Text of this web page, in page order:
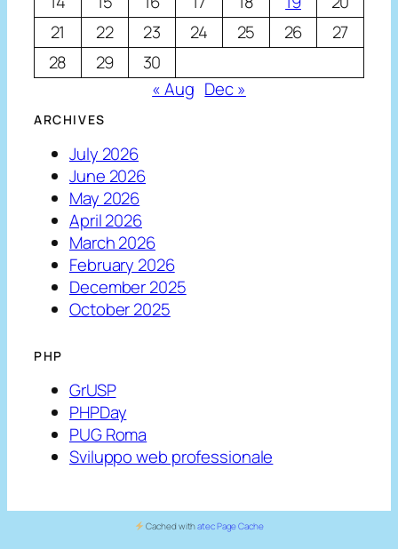
21
22 23 24 25 26
27
28
29
30
« Aug Dec »
ARCHIVES
July 2026
June 2026
May 2026
April 2026
March 2026
February 2026
December 2025
October 2025
PHP
GrUSP
PHPDay
PUG Roma
Sviluppo web professionale
Cached withatec Page Cache